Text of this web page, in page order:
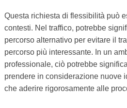
Questa richiesta di flessibilità può
contesti. Nel traffico, potrebbe
percorso alternativo per evitare il
percorso più interessante. In un
professionale, ciò potrebbe
prendere in considerazione nuove
che aderire rigorosamente alle